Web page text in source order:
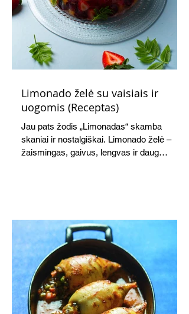
Limonado želė su vaisiais ir
uogomis (Receptas)
Jau pats žodis „Limonadas“ skamba
skaniai ir nostalgiškai. Limonado želė –
žaismingas, gaivus, lengvas ir daug